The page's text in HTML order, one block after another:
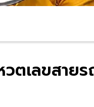
ตเลขสาย